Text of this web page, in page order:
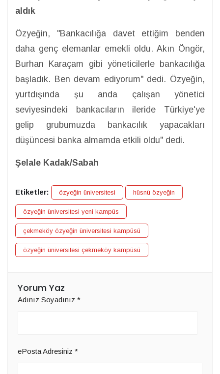
aldık
Özyeğin, "Bankacılığa davet ettiğim benden
daha genç elemanlar emekli oldu. Akın Öngör,
Burhan Karaçam gibi yöneticilerle bankacılığa
başladık. Ben devam ediyorum" dedi. Özyeğin,
yurtdışında şu anda çalışan yönetici
seviyesindeki bankacıların ileride Türkiye'ye
gelip grubumuzda bankacılık yapacakları
düşüncesi banka almamda etkili oldu" dedi.
Şelale Kadak/Sabah
Etiketler: özyeğin üniversitesi hüsnü özyeğin
özyeğin üniversitesi yeni kampüs
çekmeköy özyeğin üniversitesi kampüsü
özyeğin üniversitesi çekmeköy kampüsü
Yorum Yaz
Adınız Soyadınız *
ePosta Adresiniz *